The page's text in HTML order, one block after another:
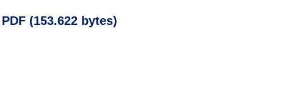
(153.622 bytes)